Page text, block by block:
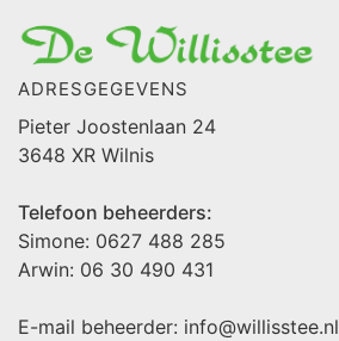
ADRESGEGEVENS
Pieter Joostenlaan 24
3648 XR Wilnis
Telefoon beheerders:
Simone: 0627 488 285
Arwin: 06 30 490 431
E-mail beheerder: info@willisstee.nl